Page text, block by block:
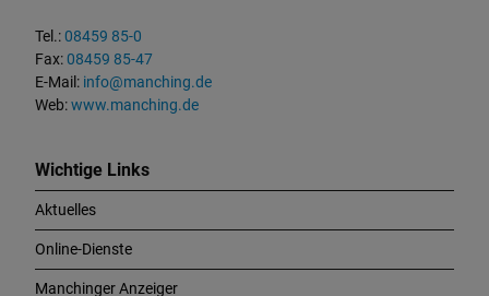
Tel.:08459 85-0
Fax:08459 85-47
E-Mail: info@manching.de
Web:www.manching.de
Wichtige Links
Aktuelles
Online-Dienste
Manchinger Anzeiger